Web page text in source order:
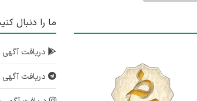
ما را دنبال
دریافت آگهی
دریافت آگهی